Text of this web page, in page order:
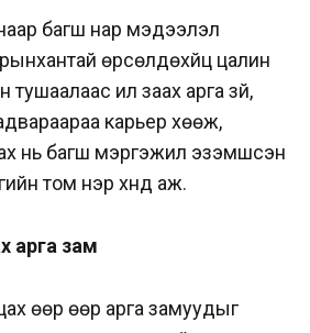
багш нар мэдээлэл
өрсөлдөхүйц цалин
илүү заах арга зүй,
карьер хөөж,
нь багш мэргэжил эзэмшсэн
том нэр хүнд аж.
арга зам
өөр өөр арга замуудыг